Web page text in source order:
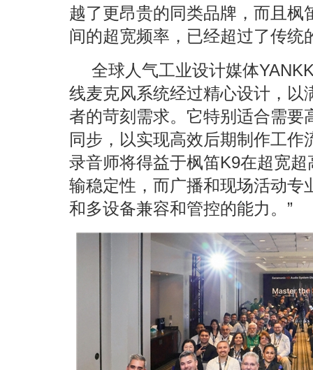
越了更昂贵的同类品牌，而且枫
间的超宽频率，已经超过了传统
全球人气工业设计媒体
线麦克风系统经过精心设计，以
者的苛刻需求。它特别适合需要
同步，以实现高效后期制作工
录音师将得益于枫笛K9在超宽
输稳定性，而广播和现场活动专
和多设备兼容和管控的能力。”